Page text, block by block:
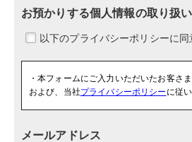
お預かりする個人情報の取り扱
・本フォームにご入力いただいたお客さ
および、当社プライバシーポリシー に従
メールアドレス